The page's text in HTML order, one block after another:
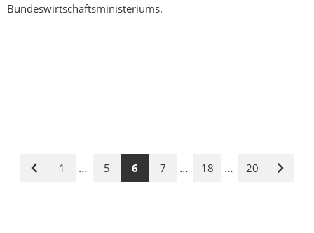
Bundeswirtschaftsministeriums.
Vorige
1 … 5 6 7 … 18 … 20